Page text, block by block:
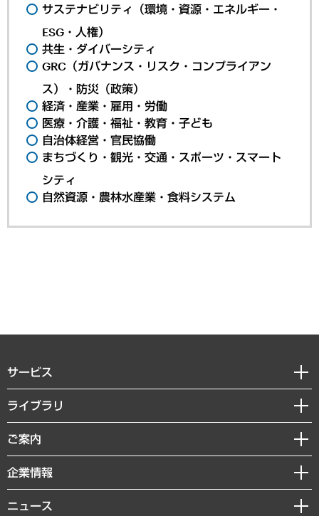
サステナビリティ（環境・資源・エネルギー・
ESG・人権）
共生・ダイバーシティ
GRC（ガバナンス・リスク・コンプライアン
ス）・防災（政策）
経済・産業・雇用・労働
医療・介護・福祉・教育・子ども
自治体経営・官民協働
まちづくり・観光・交通・スポーツ・スマート
シティ
自然資源・農林水産業・食料システム
サービス
経営戦略
組織・人事戦略
デジタルイノベーション
共生・ダイバーシティ
ライブラリ
経済調査
レポート
コラム
ご案内
セミナー・イベント情報
MUFGビジネスセミナー
受託案件情報
企業情報
私たちの想い
ニュース